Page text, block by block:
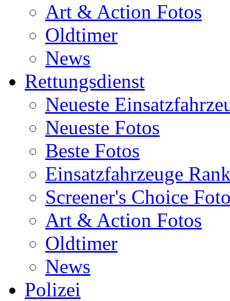
Art & Action Fotos
Oldtimer
News
Rettungsdienst
Neueste
Neueste Fotos
Beste Fotos
Einsatzfahrzeuge
Screener's Choice
Art & Action Fotos
Oldtimer
News
Polizei